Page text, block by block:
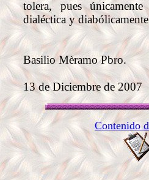
tolera, pues
dialéctica y
Basilio Mèramo Pbro.
13 de Diciembre de 2007
Contenido